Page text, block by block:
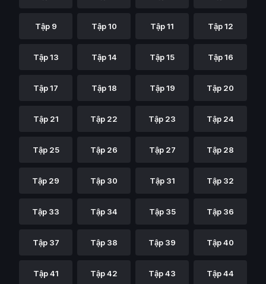
Tập 9 Tập 10 Tập 11 Tập 12
Tập 13 Tập 14 Tập 15 Tập 16
Tập 17 Tập 18 Tập 19 Tập 20
Tập 21 Tập 22 Tập 23 Tập 24
Tập 25 Tập 26 Tập 27 Tập 28
Tập 29 Tập 30 Tập 31 Tập 32
Tập 33 Tập 34 Tập 35 Tập 36
Tập 37 Tập 38 Tập 39 Tập 40
Tập 41 Tập 42 Tập 43 Tập 44